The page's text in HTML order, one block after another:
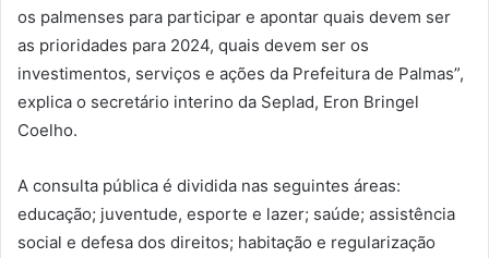
os palmenses para participar e apontar quais devem ser
as prioridades para 2024, quais devem ser os
investimentos, serviços e ações da Prefeitura de Palmas”,
explica o secretário interino da Seplad, Eron Bringel
Coelho.
A consulta pública é dividida nas seguintes áreas:
educação; juventude, esporte e lazer; saúde; assistência
social e defesa dos direitos; habitação e regularização